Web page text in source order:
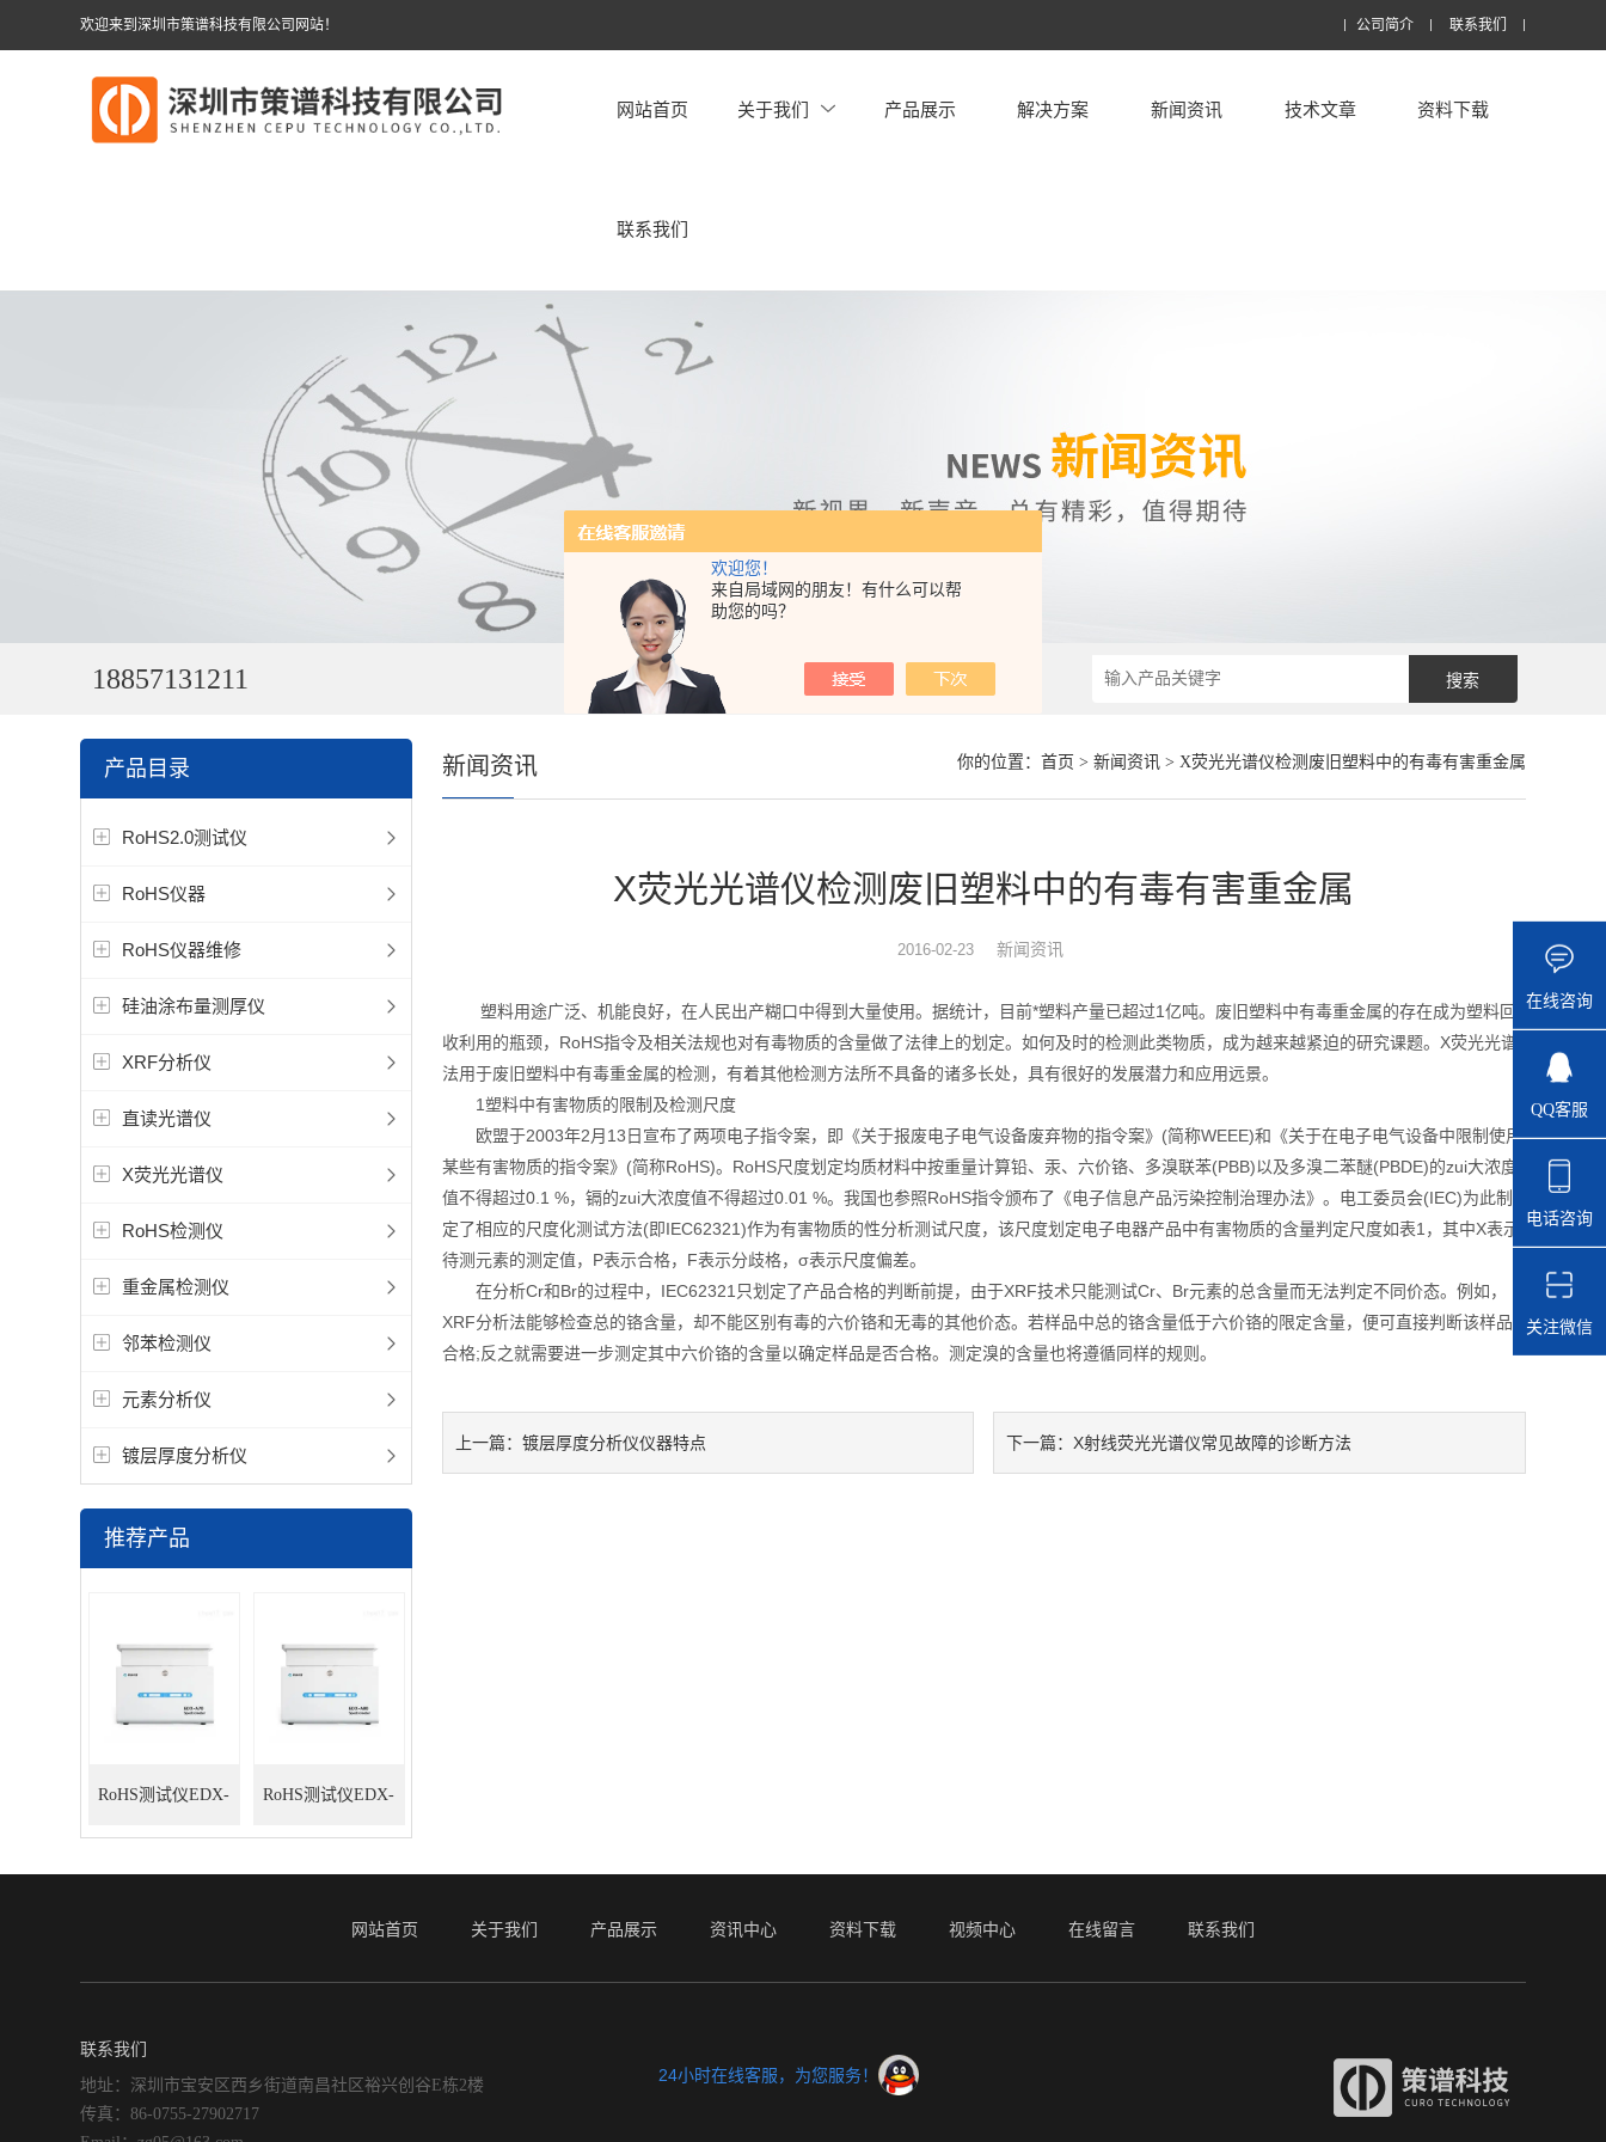
欢迎您！
来自局域网的朋友！有什么可以帮
助您的吗？
欢迎来到深圳市策谱科技有限公司网站！ 公司简介 联系我们
网站首页 关于我们 产品展示 解决方案 新闻资讯 技术文章 资料下载
联系我们
18857131211
产品目录
RoHS2.0测试仪
RoHS仪器
RoHS仪器维修
硅油涂布量测厚仪
XRF分析仪
直读光谱仪
X荧光光谱仪
RoHS检测仪
重金属检测仪
邻苯检测仪
元素分析仪
镀层厚度分析仪
推荐产品
RoHS测试仪EDX- RoHS测试仪EDX-
你的位置： 首页 > 新闻资讯> X荧光光谱仪检测废旧塑料中的有毒有害重金属
新闻资讯
X荧光光谱仪检测废旧塑料中的有毒有害重金属
2016-02-23 新闻资讯
塑料用途广泛、机能良好，在人民出产糊口中得到大量使用。据统计，目前*塑料产量已超过1亿吨。废旧塑料中有毒重金属的存在成为塑料回
收利用的瓶颈，RoHS指令及相关法规也对有毒物质的含量做了法律上的划定。如何及时的检测此类物质，成为越来越紧迫的研究课题。X荧光光谱
法用于废旧塑料中有毒重金属的检测，有着其他检测方法所不具备的诸多长处，具有很好的发展潜力和应用远景。
1塑料中有害物质的限制及检测尺度
欧盟于2003年2月13日宣布了两项电子指令案，即《关于报废电子电气设备废弃物的指令案》(简称WEEE)和《关于在电子电气设备中限制使用
某些有害物质的指令案》(简称RoHS)。RoHS尺度划定均质材料中按重量计算铅、汞、六价铬、多溴联苯(PBB)以及多溴二苯醚(PBDE)的zui大浓度
值不得超过0.1 %，镉的zui大浓度值不得超过0.01 %。我国也参照RoHS指令颁布了《电子信息产品污染控制治理办法》。电工委员会(IEC)为此制
定了相应的尺度化测试方法(即IEC62321)作为有害物质的性分析测试尺度，该尺度划定电子电器产品中有害物质的含量判定尺度如表1，其中X表示
待测元素的测定值，P表示合格，F表示分歧格，σ表示尺度偏差。
在分析Cr和Br的过程中，IEC62321只划定了产品合格的判断前提，由于XRF技术只能测试Cr、Br元素的总含量而无法判定不同价态。例如，
XRF分析法能够检查总的铬含量，却不能区别有毒的六价铬和无毒的其他价态。若样品中总的铬含量低于六价铬的限定含量，便可直接判断该样品
合格;反之就需要进一步测定其中六价铬的含量以确定样品是否合格。测定溴的含量也将遵循同样的规则。
上一篇： 镀层厚度分析仪仪器特点 下一篇：X射线荧光光谱仪常见故障的诊断方法
网站首页 关于我们 产品展示 资讯中心 资料下载 视频中心 在线留言 联系我们
联系我们
地址：深圳市宝安区西乡街道南昌社区裕兴创谷E栋2楼
传真：86-0755-27902717
24小时在线客服，为您服务！
在线咨询
QQ客服
电话咨询
关注微信